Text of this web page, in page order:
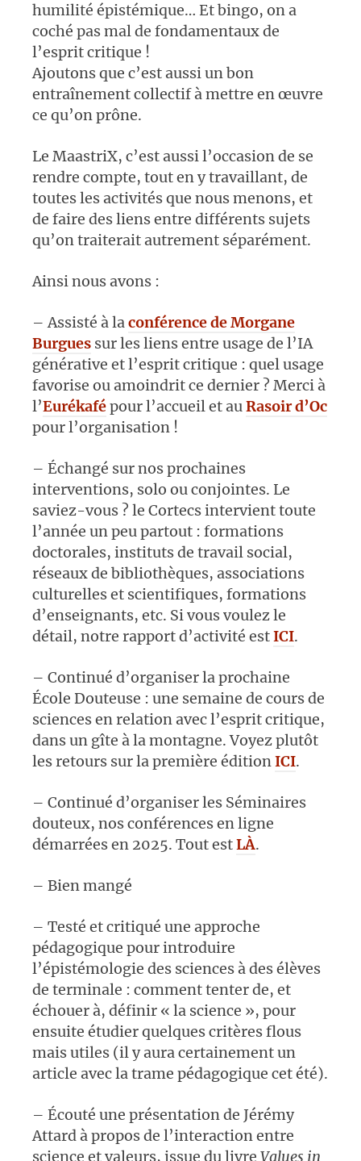
humilité épistémique… Et bingo, on a
coché pas mal de fondamentaux de
l’esprit critique !
Ajoutons que c’est aussi un bon
entraînement collectif à mettre en œuvre
ce qu’on prône.
Le MaastriX, c’est aussi l’occasion de se
rendre compte, tout en y travaillant, de
toutes les activités que nous menons, et
de faire des liens entre différents sujets
qu’on traiterait autrement séparément.
Ainsi nous avons :
– Assisté à laconférence de Morgane
Burgues sur les liens entre usage de l’IA
générative et l’esprit critique : quel usage
favorise ou amoindrit ce dernier ? Merci à
l’Eurékafépour l’accueil et auRasoir d’Oc
pour l’organisation !
– Échangé sur nos prochaines
interventions, solo ou conjointes. Le
saviez-vous ? le Cortecs intervient toute
l’année un peu partout : formations
doctorales, instituts de travail social,
réseaux de bibliothèques, associations
culturelles et scientifiques, formations
d’enseignants, etc. Si vous voulez le
détail, notre rapport d’activité estICI.
– Continué d’organiser la prochaine
École Douteuse : une semaine de cours de
sciences en relation avec l’esprit critique,
dans un gîte à la montagne. Voyez plutôt
les retours sur la première éditionICI.
– Continué d’organiser les Séminaires
douteux, nos conférences en ligne
démarrées en 2025. Tout estLÀ.
– Bien mangé
– Testé et critiqué une approche
pédagogique pour introduire
l’épistémologie des sciences à des élèves
de terminale : comment tenter de, et
échouer à, définir « la science », pour
ensuite étudier quelques critères flous
mais utiles (il y aura certainement un
article avec la trame pédagogique cet été).
– Écouté une présentation de Jérémy
Attard à propos de l’interaction entre
science et valeurs, issue du livre Values in